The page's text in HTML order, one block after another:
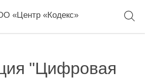
«Центр «Кодекс»
"Цифровая